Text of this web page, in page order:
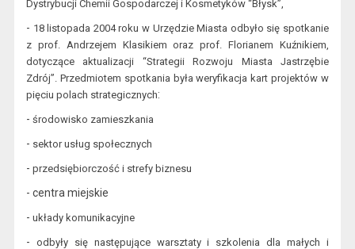
Dystrybucji Chemii Gospodarczej i Kosmetyków “Błysk”,
- 18 listopada 2004 roku w Urzędzie Miasta odbyło się spotkanie
z prof. Andrzejem Klasikiem oraz prof. Florianem Kuźnikiem,
dotyczące aktualizacji “Strategii Rozwoju Miasta Jastrzębie
Zdrój”. Przedmiotem spotkania była weryfikacja kart projektów w
pięciu polach strategicznych:
- środowisko zamieszkania
- sektor usług społecznych
- przedsiębiorczość i strefy biznesu
- centra miejskie
- układy komunikacyjne
- odbyły się następujące warsztaty i szkolenia dla małych i